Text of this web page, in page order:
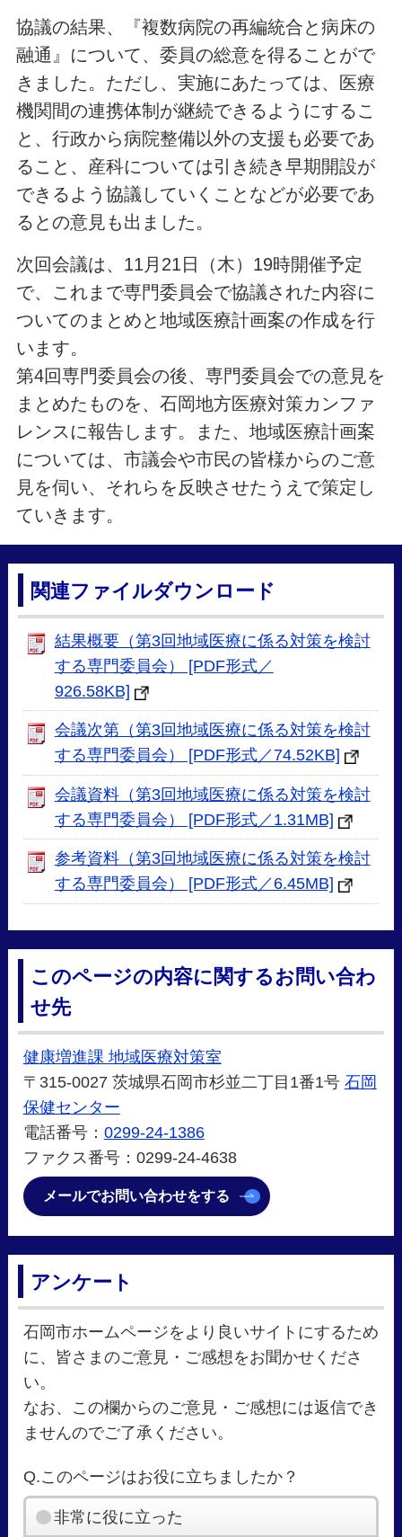
協議の結果、『複数病院の再編統合と病床の
融通』について、委員の総意を得ることがで
きました。ただし、実施にあたっては、医療
機関間の連携体制が継続できるようにするこ
と、行政から病院整備以外の支援も必要であ
ること、産科については引き続き早期開設が
できるよう協議していくことなどが必要であ
るとの意見も出ました。
次回会議は、11月21日（木）19時開催予定
で、これまで専門委員会で協議された内容に
ついてのまとめと地域医療計画案の作成を行
います。
第4回専門委員会の後、専門委員会での意見を
まとめたものを、石岡地方医療対策カンファ
レンスに報告します。また、地域医療計画案
については、市議会や市民の皆様からのご意
見を伺い、それらを反映させたうえで策定し
ていきます。
関連ファイルダウンロード
結果概要（第3回地域医療に係る対策を検討
する専門委員会） [PDF形式／
926.58KB]
会議次第（第3回地域医療に係る対策を検討
する専門委員会） [PDF形式／74.52KB]
会議資料（第3回地域医療に係る対策を検討
する専門委員会） [PDF形式／1.31MB]
参考資料（第3回地域医療に係る対策を検討
する専門委員会） [PDF形式／6.45MB]
このページの内容に関するお問い合わ
せ先
健康増進課 地域医療対策室
〒315-0027 茨城県石岡市杉並二丁目1番1号 石岡
保健センター
電話番号： 0299-24-1386
ファクス番号：0299-24-4638
メールでお問い合わせをする
アンケート
石岡市ホームページをより良いサイトにするため
に、皆さまのご意見・ご感想をお聞かせくださ
い。
なお、この欄からのご意見・ご感想には返信でき
ませんのでご了承ください。
Q.このページはお役に立ちましたか？
非常に役に立った